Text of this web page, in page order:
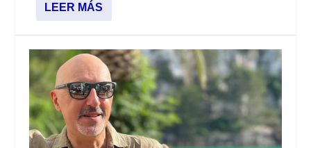
LEER MÁS